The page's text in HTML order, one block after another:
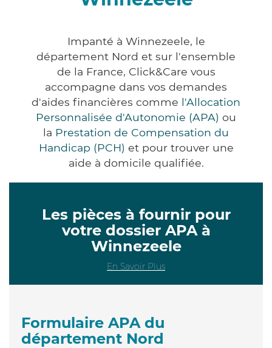
Impanté à Winnezeele, le
département Nord et sur l'ensemble
de la France, Click&Care vous
accompagne dans vos demandes
d'aides financières comme l'Allocation
Personnalisée d'Autonomie (APA) ou
la Prestation de Compensation du
Handicap (PCH) et pour trouver une
aide à domicile qualifiée.
Les pièces à fournir pour
votre dossier APA à
Winnezeele
En Savoir Plus
Formulaire APA du
département Nord